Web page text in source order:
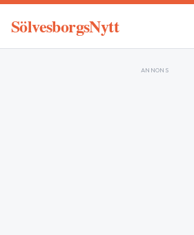
SölvesborgsNytt
ANNONS